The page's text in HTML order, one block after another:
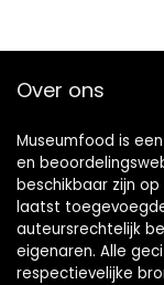
Over ons
Museumfood is
en
beschikbaar zijn
laatst
auteursrechtelijk
eigenaren. Alle
respectievelijke